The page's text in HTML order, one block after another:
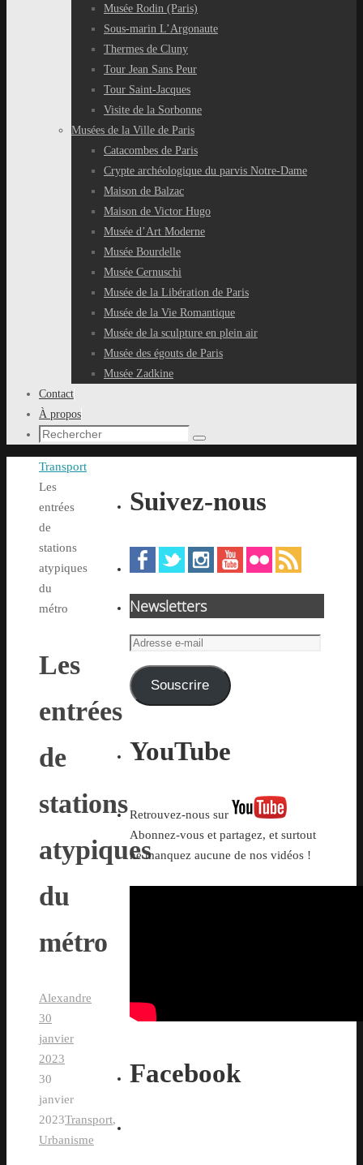
Musée Rodin (Paris)
Sous-marin L’Argonaute
Thermes de Cluny
Tour Jean Sans Peur
Tour Saint-Jacques
Visite de la Sorbonne
Musées de la Ville de Paris
Catacombes de Paris
Crypte archéologique du parvis Notre-Dame
Maison de Balzac
Maison de Victor Hugo
Musée d’Art Moderne
Musée Bourdelle
Musée Cernuschi
Musée de la Libération de Paris
Musée de la Vie Romantique
Musée de la sculpture en plein air
Musée des égouts de Paris
Musée Zadkine
Contact
À propos
Recherche
:
Rechercher
Accueil
Transport
Les
entrées
de
stations
atypiques
du
métro
Les
entrées
de
stations
atypiques
du
métro
Alexandre
30
janvier
2023
30
janvier
2023Transport,
Urbanisme
Suivez-nous
Newsletters
Adresse
mail Souscrire
YouTube
Retrouvez-nous sur
Abonnez-vous et partagez, et surtout
ne manquez aucune de nos vidéos !
Facebook